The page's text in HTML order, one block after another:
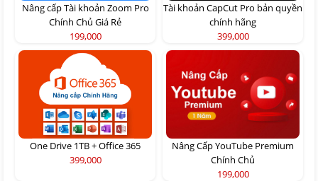
Nâng cấp Tài khoản Zoom Pro
Chính Chủ Giá Rẻ
199,000
Tài khoản CapCut Pro bản quyền
chính hãng
399,000
One Drive 1TB + Office 365
399,000
Nâng Cấp YouTube Premium
Chính Chủ
199,000